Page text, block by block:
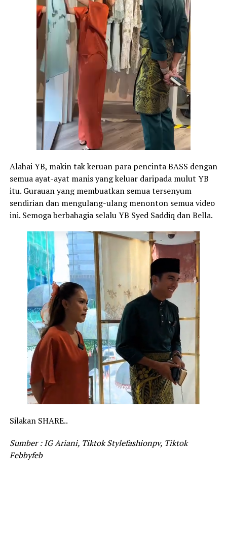
Alahai YB, makin tak keruan para pencinta BASS dengan
semua ayat-ayat manis yang keluar daripada mulut YB
itu. Gurauan yang membuatkan semua tersenyum
sendirian dan mengulang-ulang menonton semua video
ini. Semoga berbahagia selalu YB Syed Saddiq dan Bella.
Silakan SHARE..
Sumber : IG Ariani, Tiktok Stylefashionpv, Tiktok
Febbyfeb